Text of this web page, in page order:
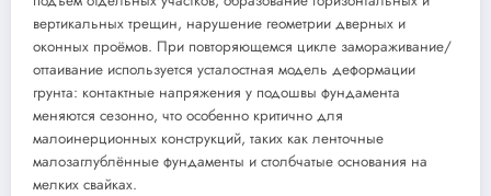
вертикальных трещин, нарушение геометрии дверных и
оконных проёмов. При повторяющемся цикле замораживание/
оттаивание используется усталостная модель деформации
грунта: контактные напряжения у подошвы фундамента
меняются сезонно, что особенно критично для
малоинерционных конструкций, таких как ленточные
малозаглублённые фундаменты и столбчатые основания на
мелких свайках.